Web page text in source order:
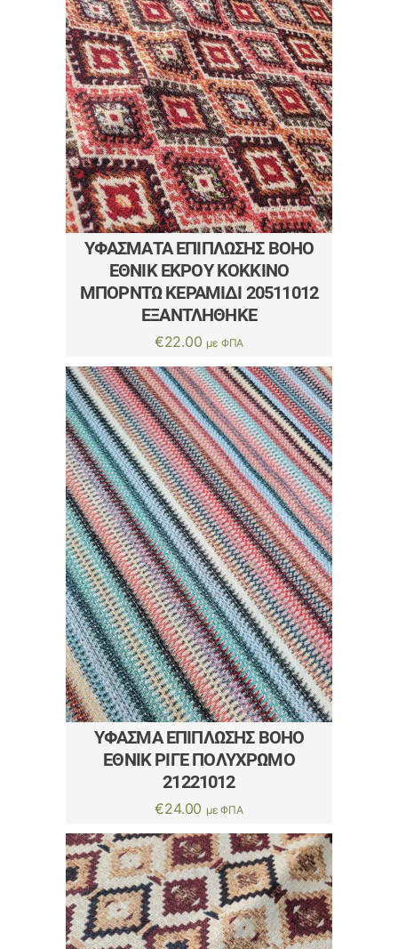
ΥΦΆΣΜΑΤΑ ΕΠΊΠΛΩΣΗΣ BOHO
ΈΘΝΙΚ ΕΚΡΟΎ ΚΌΚΚΙΝΟ
ΜΠΟΡΝΤΏ ΚΕΡΑΜΙΔΊ 20511012
ΕΞΑΝΤΛΗΘΗΚΕ
€22.00 με ΦΠΑ
ΎΦΑΣΜΑ ΕΠΊΠΛΩΣΗΣ BOHO
ΈΘΝΙΚ ΡΙΓΈ ΠΟΛΎΧΡΩΜΟ
21221012
€24.00 με ΦΠΑ